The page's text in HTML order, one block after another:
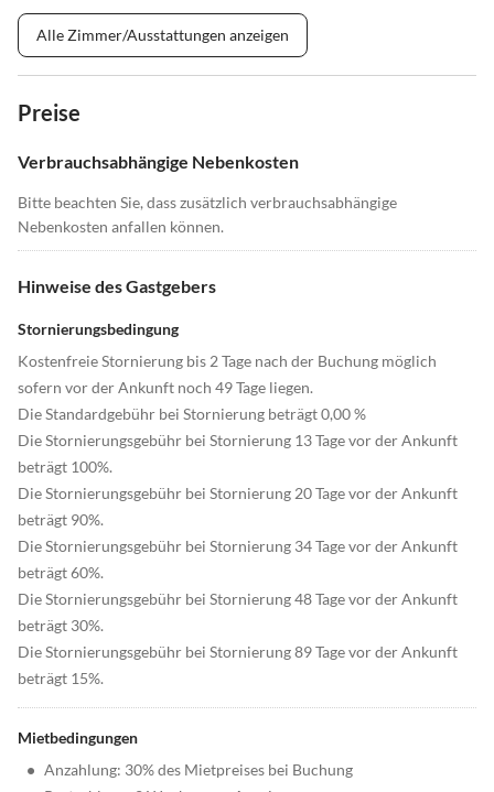
Alle Zimmer/Ausstattungen anzeigen
Preise
Verbrauchsabhängige Nebenkosten
Bitte beachten Sie, dass zusätzlich verbrauchsabhängige
Nebenkosten anfallen können.
Hinweise des Gastgebers
Stornierungsbedingung
Kostenfreie Stornierung bis 2 Tage nach der Buchung möglich
sofern vor der Ankunft noch 49 Tage liegen.
Die Standardgebühr bei Stornierung beträgt 0,00 %
Die Stornierungsgebühr bei Stornierung 13 Tage vor der Ankunft
beträgt 100%.
Die Stornierungsgebühr bei Stornierung 20 Tage vor der Ankunft
beträgt 90%.
Die Stornierungsgebühr bei Stornierung 34 Tage vor der Ankunft
beträgt 60%.
Die Stornierungsgebühr bei Stornierung 48 Tage vor der Ankunft
beträgt 30%.
Die Stornierungsgebühr bei Stornierung 89 Tage vor der Ankunft
beträgt 15%.
Mietbedingungen
• Anzahlung: 30% des Mietpreises bei Buchung